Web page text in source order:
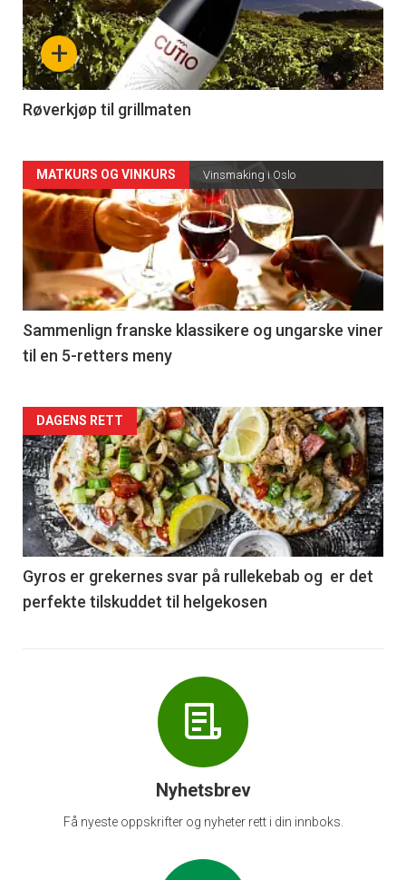
nå
-
4
+
Røverkjøp til grillmaten
Forsiden
akkurat
nå
-
5
MATKURS OG VINKURS Vinsmaking i Oslo
Sammenlign franske klassikere og ungarske viner
til en 5-retters meny
Forsiden
akkurat
nå
-
6
DAGENS RETT
Gyros er grekernes svar på rullekebab og er det
perfekte tilskuddet til helgekosen
Nyhetsbrev
Få nyeste oppskrifter og nyheter rett i din innboks.